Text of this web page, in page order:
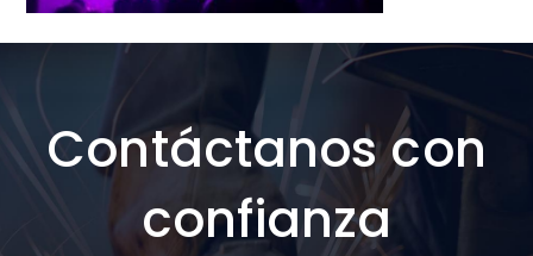
Contáctanos con
confianza